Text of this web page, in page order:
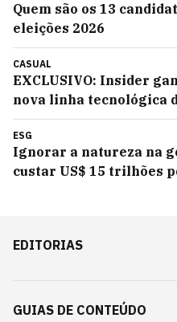
Quem são os 13
eleições 2026
CASUAL
EXCLUSIVO: Insider
nova linha tecnológica
ESG
Ignorar a natureza na
custar US$ 15 trilhões
EDITORIAS
GUIAS DE CONTEÚDO